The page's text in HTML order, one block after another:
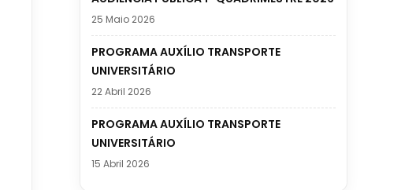
25 Maio 2026
PROGRAMA AUXÍLIO TRANSPORTE
UNIVERSITÁRIO
22 Abril 2026
PROGRAMA AUXÍLIO TRANSPORTE
UNIVERSITÁRIO
15 Abril 2026